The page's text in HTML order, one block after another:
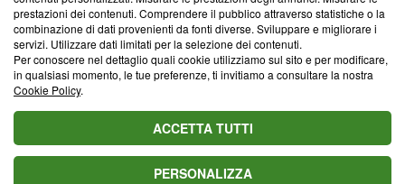
Blasting SA, IDI CHE-247.845.224, Via Carlo Frasca, 3 - 6900
Lugano (Svizzera) Tel:+39 0690258937
© 2026 Blasting News
prestazioni dei contenuti. Comprendere il pubblico attraverso statistiche o la
combinazione di dati provenienti da fonti diverse. Sviluppare e migliorare i
servizi. Utilizzare dati limitati per la selezione dei contenuti.
Per conoscere nel dettaglio quali cookie utilizziamo sul sito e per modificare,
in qualsiasi momento, le tue preferenze, ti invitiamo a consultare la nostra
Cookie Policy.
ACCETTA TUTTI
PERSONALIZZA